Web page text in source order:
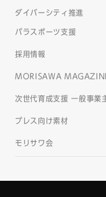
ダイバーシティ推進
パラスポーツ支援
採用情報
MORISAWA
次世代育成支援 一般事業
プレス向け素材
モリサワ会